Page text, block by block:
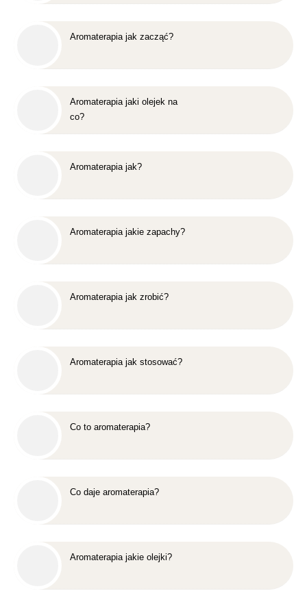
Aromaterapia jak zacząć?
Aromaterapia jaki olejek na
co?
Aromaterapia jak?
Aromaterapia jakie zapachy?
Aromaterapia jak zrobić?
Aromaterapia jak stosować?
Co to aromaterapia?
Co daje aromaterapia?
Aromaterapia jakie olejki?